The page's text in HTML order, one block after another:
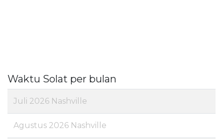
Waktu Solat per bulan
Juli 2026 Nashville
Agustus 2026 Nashville